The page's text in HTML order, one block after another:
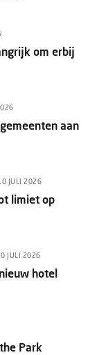
om erbij
aan
JULI 2026
limiet op
JULI 2026
hotel
Park